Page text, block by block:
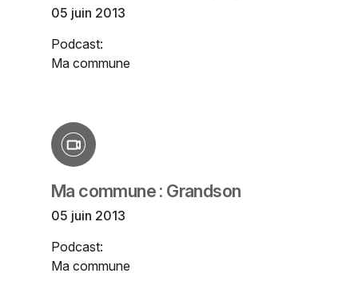
05 juin 2013
Podcast:
Ma commune
Ma commune : Grandson
05 juin 2013
Podcast:
Ma commune